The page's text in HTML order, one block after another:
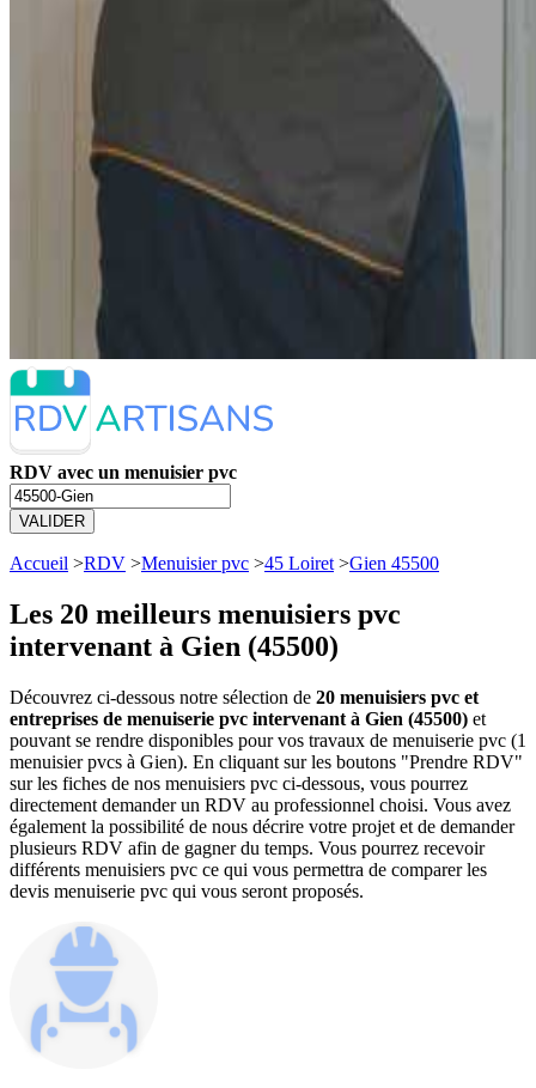
RDV avec un menuisier pvc
VALIDER
Accueil >RDV >Menuisier pvc >45 Loiret >Gien 45500
Les 20 meilleurs menuisiers pvc
intervenant à Gien (45500)
Découvrez ci-dessous notre sélection de 20 menuisiers pvc et
entreprises de menuiserie pvc intervenant à Gien (45500) et
pouvant se rendre disponibles pour vos travaux de menuiserie pvc (1
menuisier pvcs à Gien). En cliquant sur les boutons "Prendre RDV"
sur les fiches de nos menuisiers pvc ci-dessous, vous pourrez
directement demander un RDV au professionnel choisi. Vous avez
également la possibilité de nous décrire votre projet et de demander
plusieurs RDV afin de gagner du temps. Vous pourrez recevoir
différents menuisiers pvc ce qui vous permettra de comparer les
devis menuiserie pvc qui vous seront proposés.